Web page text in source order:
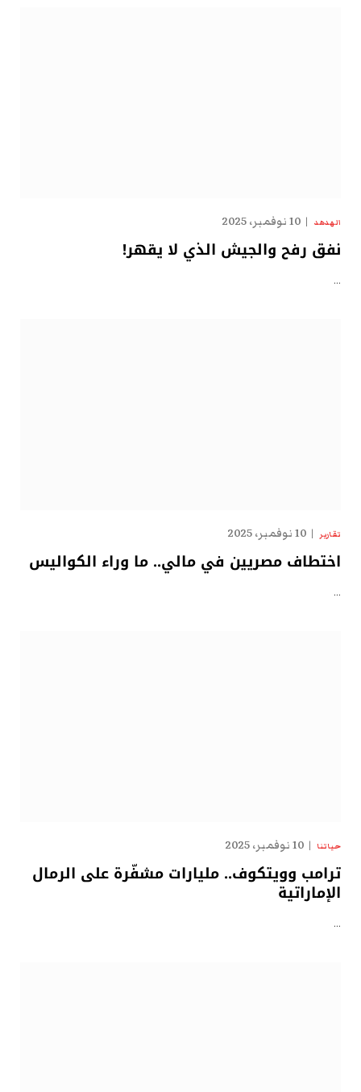
الهدهد 10 نوفمبر، 2025
نفق رفح والجيش الذي لا يقهر!
…
تقارير 10 نوفمبر، 2025
اختطاف مصريين في مالي.. ما وراء الكواليس
…
حياتنا 10 نوفمبر، 2025
ترامب وويتكوف.. مليارات مشفّرة على الرمال
الإماراتية
…